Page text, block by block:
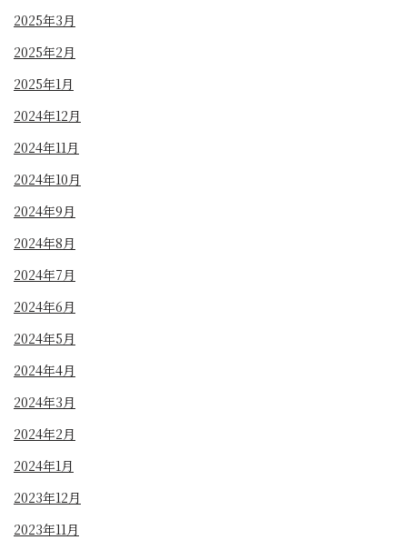
2025年3月
2025年2月
2025年1月
2024年12月
2024年11月
2024年10月
2024年9月
2024年8月
2024年7月
2024年6月
2024年5月
2024年4月
2024年3月
2024年2月
2024年1月
2023年12月
2023年11月